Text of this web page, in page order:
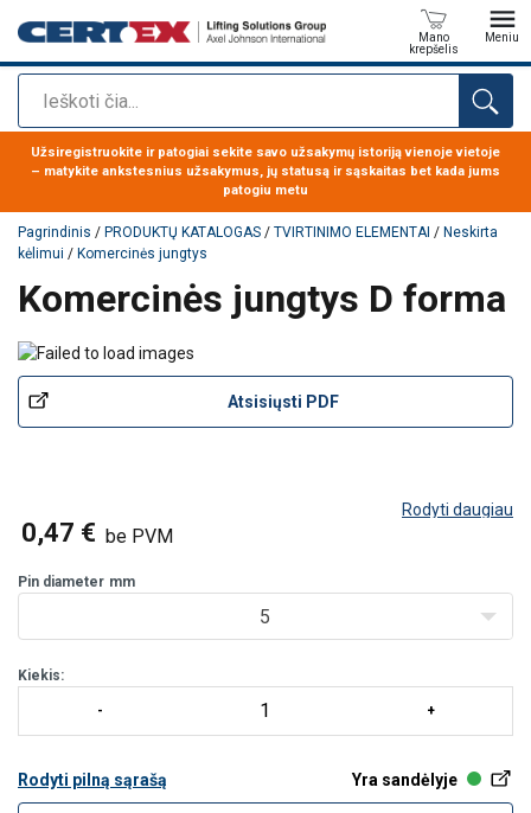
Paieška
Mano
krepšelis
Meniu
Produktas buvo pridėtas prie jūsų užklausos
Užsiregistruokite ir patogiai sekite savo užsakymų istoriją vienoje vietoje
– matykite ankstesnius užsakymus, jų statusą ir sąskaitas bet kada jums
patogiu metu
Pagrindinis / PRODUKTŲ KATALOGAS / TVIRTINIMO ELEMENTAI / Neskirta
kėlimui / Komercinės jungtys
Komercinės jungtys D forma
Atsisiųsti PDF
Rodyti daugiau
0,47 € be PVM
Pin diameter mm
5
Kiekis:
Rodyti pilną sąrašą Yra sandėlyje